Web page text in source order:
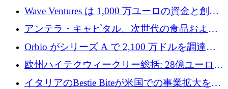
拡大するために 1,000 万ドルを調達
Wave Ventures は 1,000 万ユーロの資金と創設
者補助金で 10 周年を迎える
アンテラ・キャピタル、次世代の食品および
アグリテクノロジーのイノベーションを支援
するファンド III の初回クローズ額が 1 億ドル
に到達
Orbio がシリーズ A で 2,100 万ドルを調達、
AI 労働力管理を世界の最前線の労働者に提供
欧州ハイテクウィークリー総括: 28億ユーロの
取引と5月のハイライト
イタリアのBestie Biteが米国での事業拡大を加